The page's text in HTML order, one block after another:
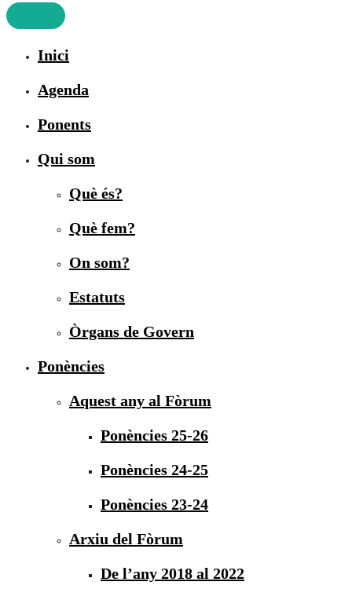
Inici
Agenda
Ponents
Qui som
Què és?
Què fem?
On som?
Estatuts
Òrgans de Govern
Ponències
Aquest any al Fòrum
Ponències 25-26
Ponències 24-25
Ponències 23-24
Arxiu del Fòrum
De l’any 2018 al 2022